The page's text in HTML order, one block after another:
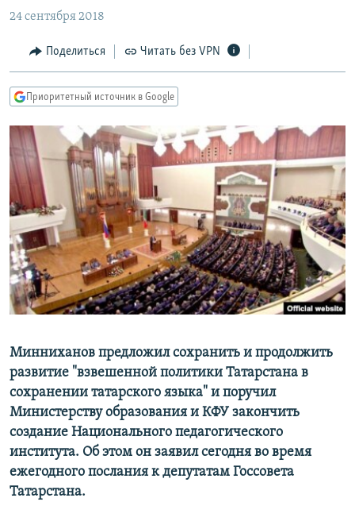
главной
навигации
Вернутся
поиску
IDEL.РЕАЛИИ
КАВКАЗ.РЕАЛИИ
СЕВЕР.РЕАЛИИ
РАСПИСАНИЕ ВЕЩАНИЯ
ПОДПИШИТЕСЬ НА РАССЫЛКУ
СОЦИАЛЬНЫЕ СЕТИ
24 сентября 2018
Поделиться Читать без VPN
Приоритетный источник в Google
Минниханов предложил сохранить и продолжить
развитие "взвешенной политики Татарстана в
сохранении татарского языка" и поручил
Министерству образования и КФУ закончить
создание Национального педагогического
института. Об этом он заявил сегодня во время
ежегодного послания к депутатам Госсовета
Татарстана.